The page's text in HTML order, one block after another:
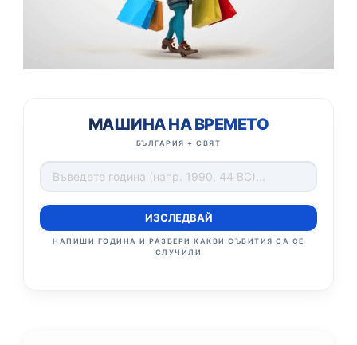
МАШИНА НА ВРЕМЕТО
БЪЛГАРИЯ + СВЯТ
ИЗСЛЕДВАЙ
НАПИШИ ГОДИНА И РАЗБЕРИ КАКВИ СЪБИТИЯ СА СЕ
СЛУЧИЛИ